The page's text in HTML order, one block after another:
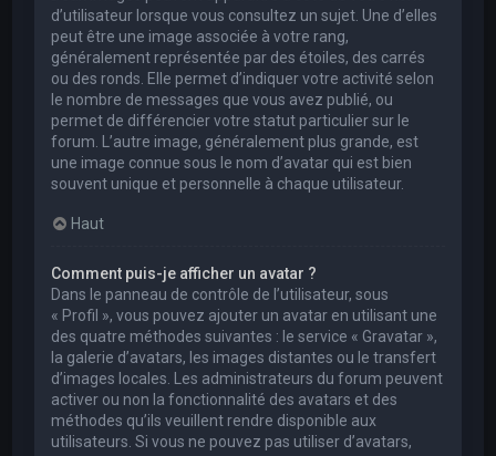
d’utilisateur lorsque vous consultez un sujet. Une d’elles
peut être une image associée à votre rang,
généralement représentée par des étoiles, des carrés
ou des ronds. Elle permet d’indiquer votre activité selon
le nombre de messages que vous avez publié, ou
permet de différencier votre statut particulier sur le
forum. L’autre image, généralement plus grande, est
une image connue sous le nom d’avatar qui est bien
souvent unique et personnelle à chaque utilisateur.
Haut
Comment puis-je afficher un avatar ?
Dans le panneau de contrôle de l’utilisateur, sous
« Profil », vous pouvez ajouter un avatar en utilisant une
des quatre méthodes suivantes : le service « Gravatar »,
la galerie d’avatars, les images distantes ou le transfert
d’images locales. Les administrateurs du forum peuvent
activer ou non la fonctionnalité des avatars et des
méthodes qu’ils veuillent rendre disponible aux
utilisateurs. Si vous ne pouvez pas utiliser d’avatars,